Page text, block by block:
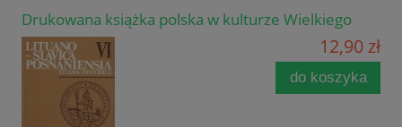
Drukowana książka polska w kulturze Wielkiego
12,90 zł
do koszyka